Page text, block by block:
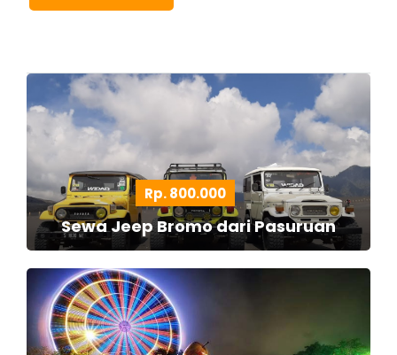
Rp. 800.000
Sewa Jeep Bromo dari Pasuruan